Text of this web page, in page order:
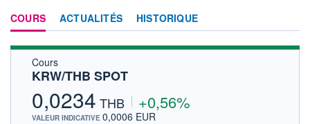
COURS ACTUALITÉS HISTORIQUE
Cours
KRW/THB SPOT
0,0234 THB +0,56%
VALEUR INDICATIVE 0,0006 EUR